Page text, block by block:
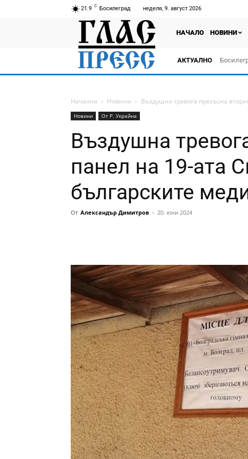
21.9 C Босилеград неделя, 9. август 2026
НАЧАЛО НОВИНИ
АКТУАЛНО
Начална Новини Въздушна тревога прекъсна
Новини От Р. Украйна
Въздушна
панел на 19-ата
българските
От Александър Димитров - 20. юни 2024